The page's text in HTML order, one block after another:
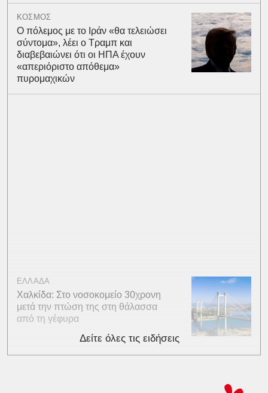
ΚΟΣΜΟΣ
Ο πόλεμος με το Ιράν «θα τελειώσει
σύντομα», λέει ο Τραμπ και
διαβεβαιώνει ότι οι ΗΠΑ έχουν
«απεριόριστο απόθεμα»
πυρομαχικών
ΕΛΛΑΔΑ
Χαλκίδα: Στο νοσοκομείο 30χρονη
μετά την πτώση της στη θάλασσα
από τη γέφυρα
Δείτε όλες τις ειδήσεις